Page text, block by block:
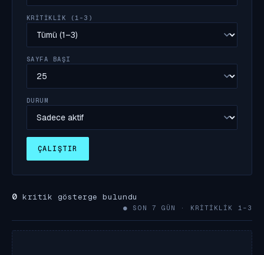
KRITIKLIK (1–3)
SAYFA BAŞI
DURUM
ÇALIŞTIR
0 kritik gösterge bulundu
● SON 7 GÜN · KRITIKLIK 1–3